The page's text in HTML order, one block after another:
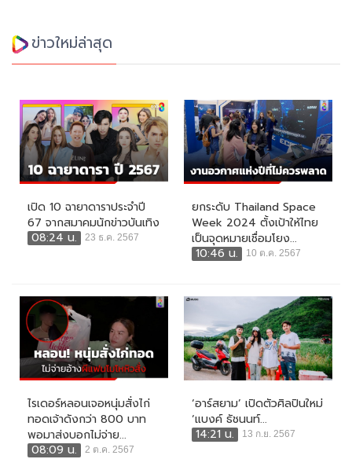
ข่าวใหม่ล่าสุด
เปิด 10 ฉายาดาราประจำปี
67 จากสมาคมนักข่าวบันเทิง
08:24 น.
23 ธ.ค. 2567
ยกระดับ Thailand Space
Week 2024 ตั้งเป้าให้ไทย
เป็นจุดหมายเชื่อมโยง...
10:46 น.
10 ต.ค. 2567
ไรเดอร์หลอนเจอหนุ่มสั่งไก่
ทอดเจ้าดังกว่า 800 บาท
พอมาส่งบอกไม่จ่าย...
08:09 น.
2 ต.ค. 2567
‘อาร์สยาม’ เปิดตัวศิลปินใหม่
‘แบงค์ ธัชนนท์...
14:21 น.
13 ก.ย. 2567